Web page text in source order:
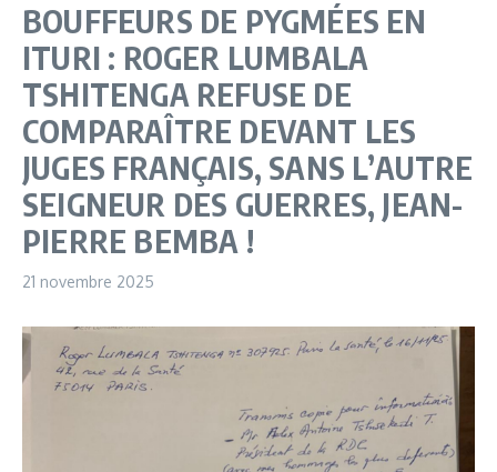
BOUFFEURS DE PYGMÉES EN
ITURI : ROGER LUMBALA
TSHITENGA REFUSE DE
COMPARAÎTRE DEVANT LES
JUGES FRANÇAIS, SANS L’AUTRE
SEIGNEUR DES GUERRES, JEAN-
PIERRE BEMBA !
21 novembre 2025